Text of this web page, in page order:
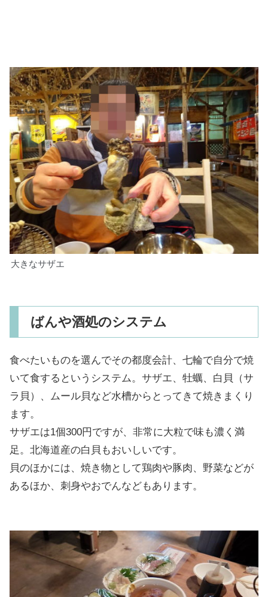
大きなサザエ
ばんや酒処のシステム
食べたいものを選んでその都度会計、七輪で自分で焼
いて食するというシステム。サザエ、牡蠣、白貝（サ
ラ貝）、ムール貝など水槽からとってきて焼きまくり
ます。
サザエは1個300円ですが、非常に大粒で味も濃く満
足。北海道産の白貝もおいしいです。
貝のほかには、焼き物として鶏肉や豚肉、野菜などが
あるほか、刺身やおでんなどもあります。